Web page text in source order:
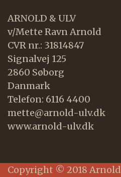
ARNOLD & ULV
v/Mette Ravn Arnold
CVR nr.: 31814847
Signalvej 125
2860 Søborg
Danmark
Telefon: 6116 4400
mette@arnold-ulv.dk
www.arnold-ulv.dk
Copyright © 2018